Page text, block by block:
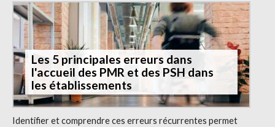
Les 5 principales erreurs dans
l'accueil des PMR et des PSH dans
les établissements
Identifier et comprendre ces erreurs récurrentes permet